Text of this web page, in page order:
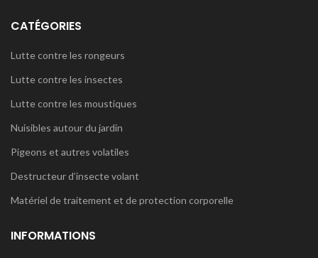
CATÉGORIES
Lutte contre les rongeurs
Lutte contre les insectes
Lutte contre les moustiques
Nuisibles autour du jardin
Pigeons et autres volatiles
Destructeur d’insecte volant
Matériel de traitement et de protection corporelle
INFORMATIONS